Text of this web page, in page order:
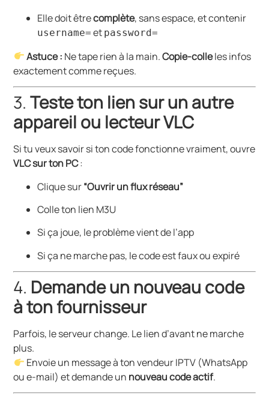
Elle doit êtrecomplète, sans espace, et contenir
username= et password=
Astuce : Ne tape rien à la main.Copie-colleles infos
exactement comme reçues.
3.Teste ton lien sur un autre
appareil ou lecteur VLC
Si tu veux savoir si ton code fonctionne vraiment, ouvre
VLC sur ton PC:
Clique sur“Ouvrir un flux réseau”
Colle ton lien M3U
Si ça joue, le problème vient de l’app
Si ça ne marche pas, le code est faux ou expiré
4. Demande un nouveau code
à ton fournisseur
Parfois, le serveur change. Le lien d’avant ne marche
plus.
Envoie un message à ton vendeur IPTV (WhatsApp
ou e-mail) et demande un nouveau code actif.